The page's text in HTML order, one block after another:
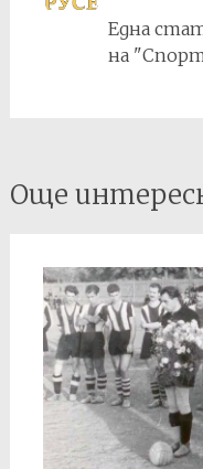
Една
на
Post
navigation
Още